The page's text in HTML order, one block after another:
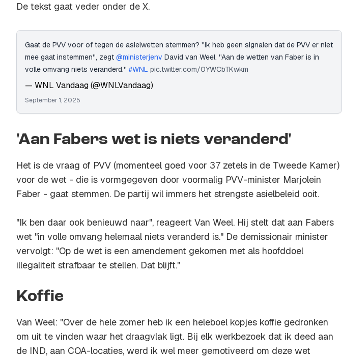
De tekst gaat veder onder de X.
Gaat de PVV voor of tegen de asielwetten stemmen? ''Ik heb geen signalen dat de PVV er niet
mee gaat instemmen'', zegt @ministerjenv David van Weel. ''Aan de wetten van Faber is in
volle omvang niets veranderd.'' #WNL pic.twitter.com/0YWCbTKwkm
— WNL Vandaag (@WNLVandaag)
September 1, 2025
'Aan Fabers wet is niets veranderd'
Het is de vraag of PVV (momenteel goed voor 37 zetels in de Tweede Kamer)
voor de wet - die is vormgegeven door voormalig PVV-minister Marjolein
Faber - gaat stemmen. De partij wil immers het strengste asielbeleid ooit.
''Ik ben daar ook benieuwd naar'', reageert Van Weel. Hij stelt dat aan Fabers
wet ''in volle omvang helemaal niets veranderd is.'' De demissionair minister
vervolgt: ''Op de wet is een amendement gekomen met als hoofddoel
illegaliteit strafbaar te stellen. Dat blijft.''
Koffie
Van Weel: ''Over de hele zomer heb ik een heleboel kopjes koffie gedronken
om uit te vinden waar het draagvlak ligt. Bij elk werkbezoek dat ik deed aan
de IND, aan COA-locaties, werd ik wel meer gemotiveerd om deze wet